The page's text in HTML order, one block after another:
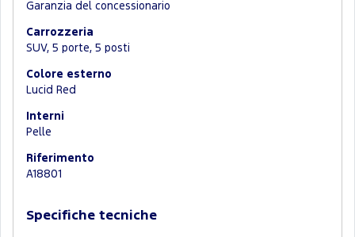
Garanzia del concessionario
Carrozzeria
SUV, 5 porte, 5 posti
Colore esterno
Lucid Red
Interni
Pelle
Riferimento
A18801
Specifiche tecniche